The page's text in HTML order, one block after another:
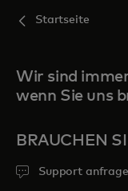
Startseite
Wir sind
wenn Sie uns
BRAUCHEN
Support